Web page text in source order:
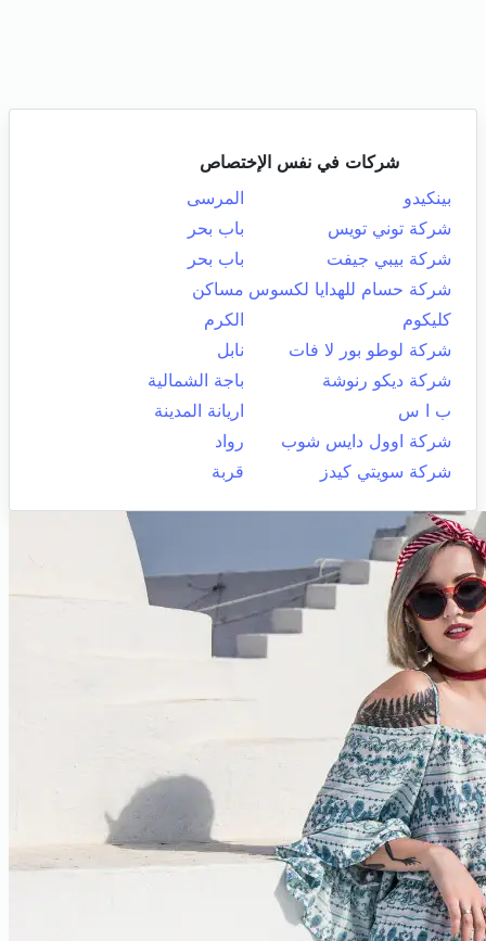
شركات في نفس الإختصاص
بينكيدو
المرسى
شركة توني تويس
باب بحر
شركة بيبي جيفت
باب بحر
شركة حسام للهدايا لكسوس مساكن
كليكوم
الكرم
شركة لوطو بور لا فات
نابل
شركة ديكو رنوشة
باجة الشمالية
ب ا س
اريانة المدينة
شركة اوول دايس شوب
رواد
شركة سويتي كيدز
قربة